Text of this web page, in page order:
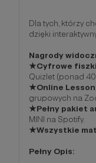
Dla tych, którzy
dzięki
Nagrody
★Cyfrowe
Quizlet (ponad
★Online Lesson
grupowych na
★Pełny pakiet
MINI na Spotify.
★Wszystkie
Pełny Opis: